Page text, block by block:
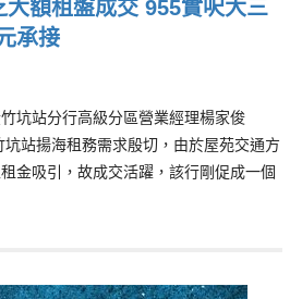
大額租盤成交 955實呎大三
承接
坑站分行高級分區營業經理楊家俊
站揚海租務需求殷切，由於屋苑交通方
金吸引，故成交活躍，該行剛促成一個